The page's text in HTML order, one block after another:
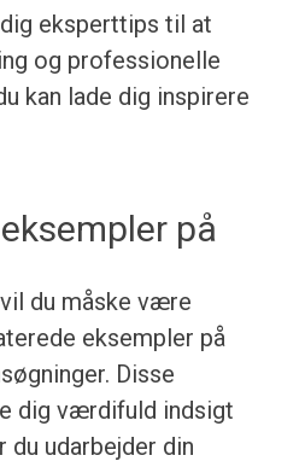
eksperttips til at
og professionelle
kan lade dig inspirere
på
du måske være
eksempler på
Disse
dig værdifuld indsigt
du udarbejder din